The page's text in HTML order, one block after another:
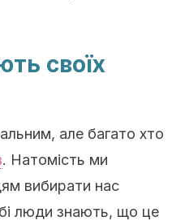
своїх
але багато хто
. Натомість ми
вибирати нас
люди знають, що це